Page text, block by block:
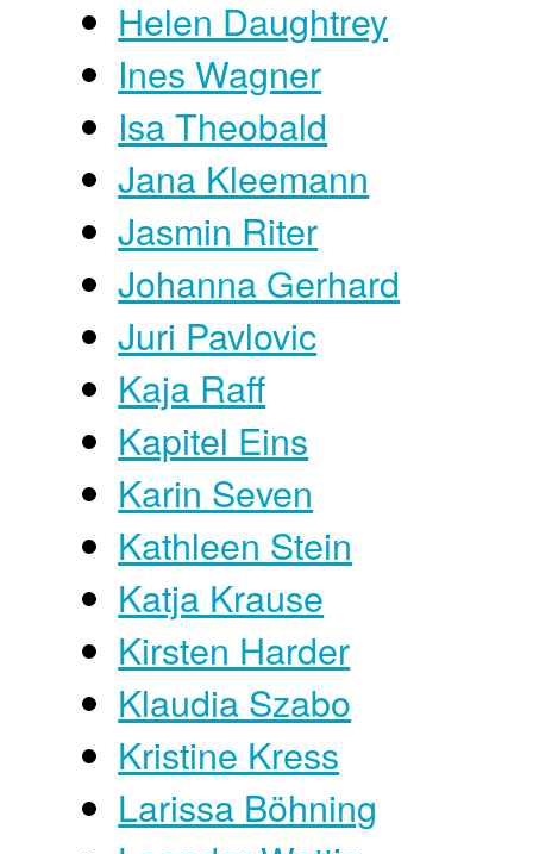
Helen Daughtrey
Ines Wagner
Isa Theobald
Jana Kleemann
Jasmin Riter
Johanna Gerhard
Juri Pavlovic
Kaja Raff
Kapitel Eins
Karin Seven
Kathleen Stein
Katja Krause
Kirsten Harder
Klaudia Szabo
Kristine Kress
Larissa Böhning